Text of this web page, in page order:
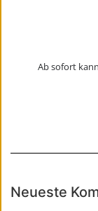
Ab sofort
Neueste